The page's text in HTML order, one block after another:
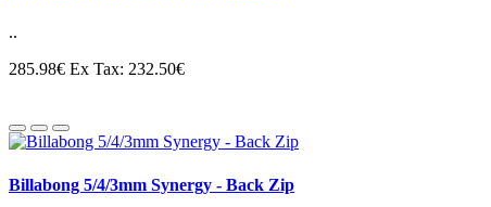
..
285.98€ Ex Tax: 232.50€
Billabong 5/4/3mm Synergy - Back Zip